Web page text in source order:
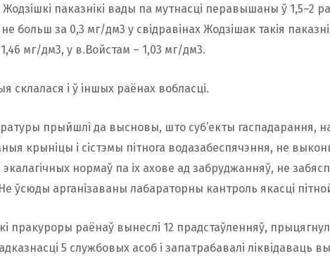
Жодзішкі паказнікі вады па мутнасці перавышаны ў 1,5–2
больш за 0,3 мг/дм3 у свідравінах Жодзішак такія
мг/дм3, у в.Войстам – 1,03 мг/дм3.
склалася і ў іншых раёнах вобласці.
прыйшлі да высновы, што суб’екты гаспадарання,
крыніцы і сістэмы пітнога водазабеспячэння, не
экалагічных нормаў па іх ахове ад забруджанняў, не
ўсюды арганізаваны лабараторны кантроль якасці
пракуроры раёнаў вынеслі 12 прадстаўленняў,
5 службовых асоб і запатрабавалі ліквідаваць